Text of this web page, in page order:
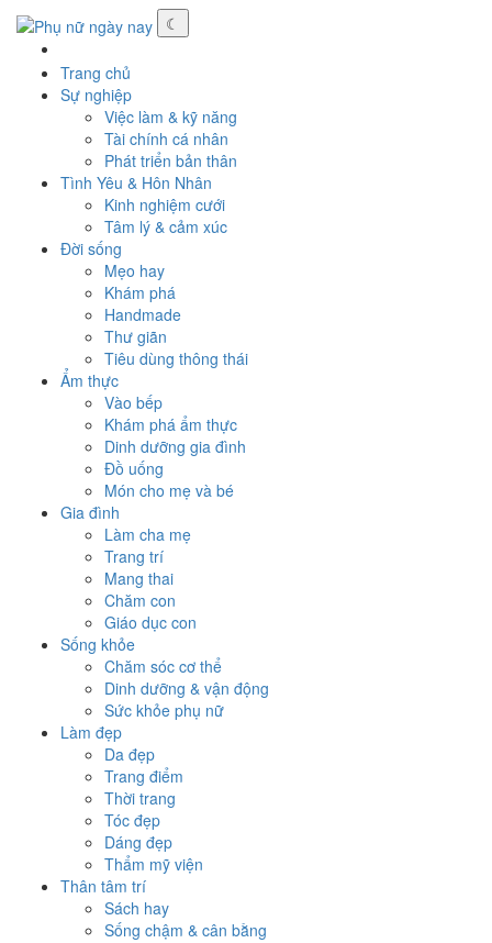
☾
Trang chủ
Sự nghiệp
Việc làm & kỹ năng
Tài chính cá nhân
Phát triển bản thân
Tình Yêu & Hôn Nhân
Kinh nghiệm cưới
Tâm lý & cảm xúc
Đời sống
Mẹo hay
Khám phá
Handmade
Thư giãn
Tiêu dùng thông thái
Ẩm thực
Vào bếp
Khám phá ẩm thực
Dinh dưỡng gia đình
Đồ uống
Món cho mẹ và bé
Gia đình
Làm cha mẹ
Trang trí
Mang thai
Chăm con
Giáo dục con
Sống khỏe
Chăm sóc cơ thể
Dinh dưỡng & vận động
Sức khỏe phụ nữ
Làm đẹp
Da đẹp
Trang điểm
Thời trang
Tóc đẹp
Dáng đẹp
Thẩm mỹ viện
Thân tâm trí
Sách hay
Sống chậm & cân bằng